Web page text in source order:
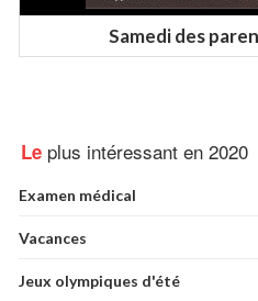
Samedi des
Le plus intéressant en 2020
Examen médical
Vacances
Jeux olympiques d'été